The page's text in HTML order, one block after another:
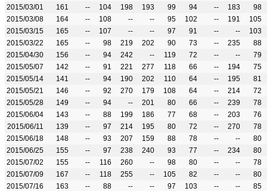
2015/03/01
161 -- 104 198 193 99 94 -- 183
98
2015/03/08
164 -- 108 -- -- 95 102 -- 191
105
2015/03/15
165 -- 107 -- -- 97 91 -- --
103
2015/03/22
165 -- 98 219 202 90 73 -- 235
88
2015/04/30
156 -- 94 242 -- 119 72 -- --
79
2015/05/07
142 -- 91 221 277 118 66 -- 194
75
2015/05/14
141 -- 94 190 202 110 64 -- 195
81
2015/05/21
146 -- 92 270 179 108 64 -- 214
72
2015/05/28
149 -- 94 -- 201 80 66 -- 239
78
2015/06/04
143 -- 88 199 186 77 68 -- 203
76
2015/06/11
139 -- 97 214 195 80 72 -- 270
78
2015/06/18
148 -- 93 207 159 88 78 -- --
80
2015/06/25
155 -- 97 238 240 93 77 -- 234
80
2015/07/02
155 -- 116 260 -- 98 80 -- --
78
2015/07/09
167 -- 118 255 -- 105 82 -- --
80
2015/07/16
163 -- 88 -- -- 97 103 -- --
85